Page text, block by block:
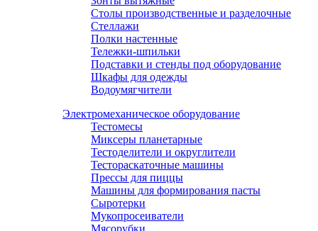
Столы производственные и разделочные
Стеллажи
Полки настенные
Тележки-шпильки
Подставки и стенды под оборудование
Шкафы для одежды
Водоумягчители
Электромеханическое оборудование
Тестомесы
Миксеры планетарные
Тестоделители и округлители
Тестораскаточные машины
Прессы для пиццы
Машины для формирования пасты
Сыротерки
Мукопросеиватели
Мясорубки